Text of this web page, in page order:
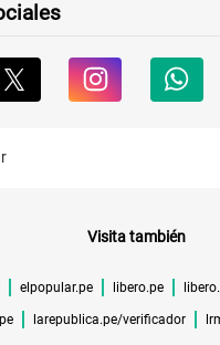
Visita también
elpopular.pe libero.pe
larepublica.pe/verificador